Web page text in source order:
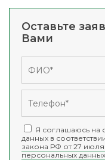
Оставьте
Вами
Я соглашаюсь на
данных в
закона РФ от 27
персональных